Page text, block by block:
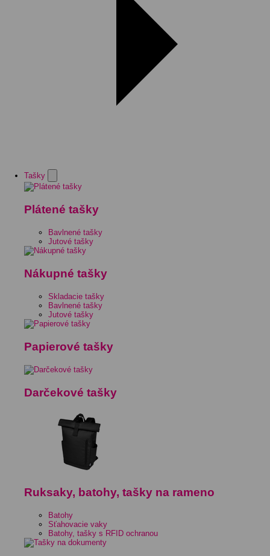
Tašky
Plátené tašky
Bavlnené tašky
Jutové tašky
Nákupné tašky
Skladacie tašky
Bavlnené tašky
Jutové tašky
Papierové tašky
Darčekové tašky
Ruksaky, batohy, tašky na rameno
Batohy
Sťahovacie vaky
Batohy, tašky s RFID ochranou